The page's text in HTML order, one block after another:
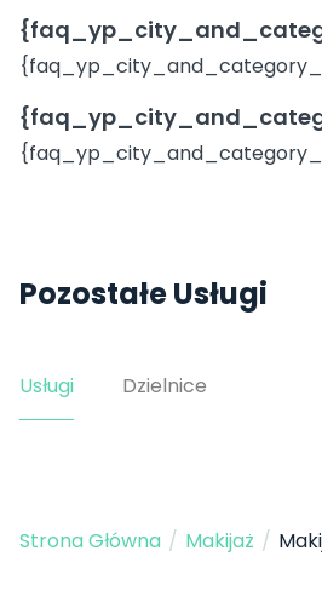
Pozostałe Usługi
Usługi Dzielnice
Strona Główna / Makijaż /